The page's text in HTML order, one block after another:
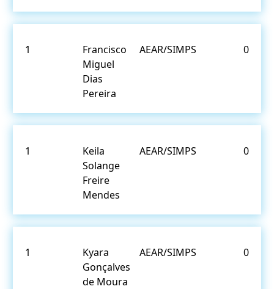
1
Francisco
Miguel
Dias
Pereira
AEAR/SIMPS 0
1
Keila
Solange
Freire
Mendes
AEAR/SIMPS 0
1
Kyara
Gonçalves
de Moura
AEAR/SIMPS 0